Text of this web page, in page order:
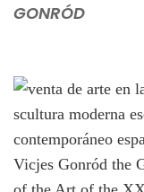
GONRÓD